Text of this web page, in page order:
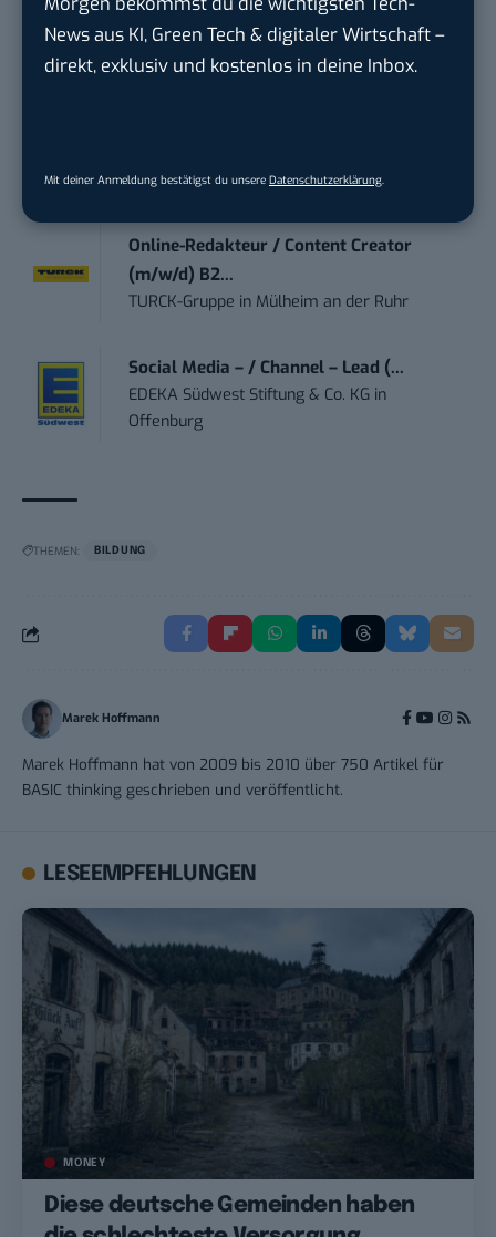
News aus KI, Green Tech & digitaler Wirtschaft –
direkt, exklusiv und kostenlos in deine Inbox.
Mit deiner Anmeldung bestätigst du unsere Datenschutzerklärung.
Content Marketing Specialist Product &
Te...
Ferdinand Bilstein GmbH & Co. KGin
Hermann Sewerin GmbHinGütersloh
Online-Redakteur / Content Creator
(m/w/d) B2...
TURCK-Gruppe in Mülheim an der Ruhr
Social Media – / Channel – Lead (...
EDEKA Südwest Stiftung & Co. KG in
Offenburg
THEMEN: BILDUNG
Marek Hoffmann
Marek Hoffmann hat von 2009 bis 2010 über 750 Artikel für
BASIC thinking geschrieben und veröffentlicht.
LESEEMPFEHLUNGEN
MONEY
Diese deutsche Gemeinden haben